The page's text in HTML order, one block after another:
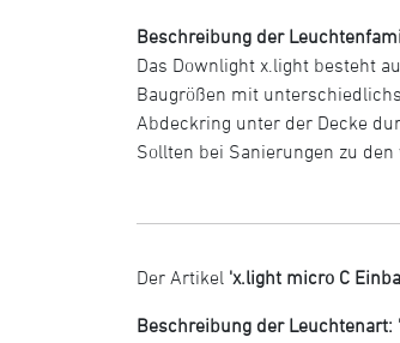
Beschreibung der
Das Downlight x.light besteht
Baugrößen mit
Abdeckring unter der Decke
Sollten bei Sanierungen zu
Der Artikel 'x.light micro C
Beschreibung der Leuchtenart: